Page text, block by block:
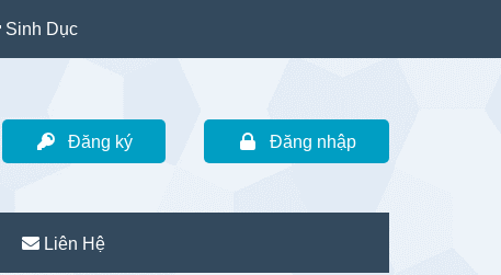
Sinh Dục
Đăng ký Đăng nhập
Liên Hệ